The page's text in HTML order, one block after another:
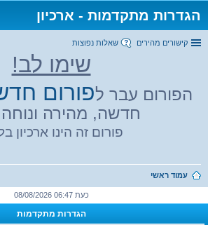
הגדרות מתקדמות - ארכיון
קישורים מהירים שאלות נפוצות
שימו לב!
הפורום עבר לפורום
חדשה, מהירה ונוחה
פורום זה הינו ארכיון
עמוד ראשי
כעת 06:47 08/08/2026
הגדרות מתקדמות